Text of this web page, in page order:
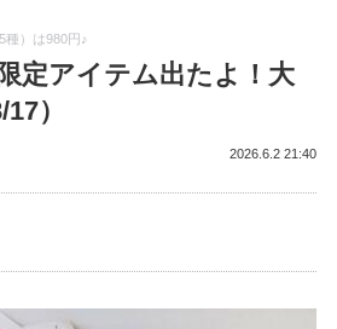
種）は980円♪
定アイテム出たよ！大
）
2026.6.2 21:40